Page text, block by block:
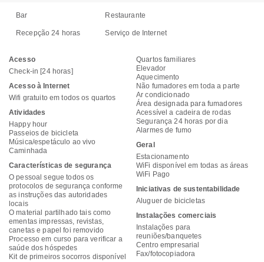
Bar Restaurante
Recepção 24 horas Serviço de Internet
Acesso
Check-in [24 horas]
Acesso à Internet
Wifi gratuito em todos os quartos
Atividades
Happy hour
Passeios de bicicleta
Música/espetáculo ao vivo
Caminhada
Características de segurança
O pessoal segue todos os
protocolos de segurança conforme
as instruções das autoridades
locais
O material partilhado tais como
ementas impressas, revistas,
canetas e papel foi removido
Processo em curso para verificar a
saúde dos hóspedes
Kit de primeiros socorros disponível
Quartos familiares
Elevador
Aquecimento
Não fumadores em toda a parte
Ar condicionado
Área designada para fumadores
Acessível a cadeira de rodas
Segurança 24 horas por dia
Alarmes de fumo
Geral
Estacionamento
WiFi disponível em todas as áreas
WiFi Pago
Iniciativas de sustentabilidade
Aluguer de bicicletas
Instalações comerciais
Instalações para
reuniões/banquetes
Centro empresarial
Fax/fotocopiadora